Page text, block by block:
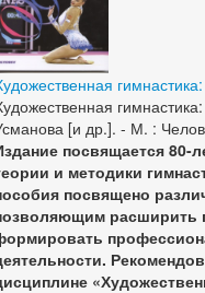
[и др.]. - М. :
посвящается 80-
и методики
посвящено
расширить